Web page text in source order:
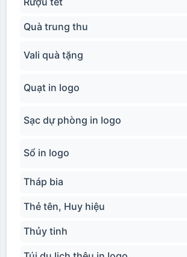
Quà trung thu
Vali quà tặng
Quạt in logo
Sạc dự phòng in logo
Sổ in logo
Tháp bia
Thẻ tên, Huy hiệu
Thủy tinh